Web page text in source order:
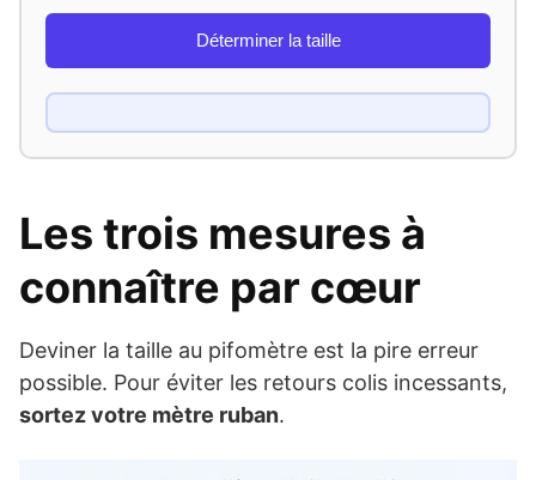
Déterminer la taille
Les trois mesures à
connaître par cœur
Deviner la taille au pifomètre est la pire erreur
possible. Pour éviter les retours colis incessants,
sortez votre mètre ruban.